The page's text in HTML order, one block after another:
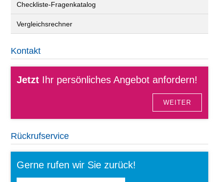
Checkliste-Fragenkatalog
Vergleichsrechner
Kontakt
Jetzt Ihr persönliches Angebot anfordern!
WEITER
Rückrufservice
Gerne rufen wir Sie zurück!